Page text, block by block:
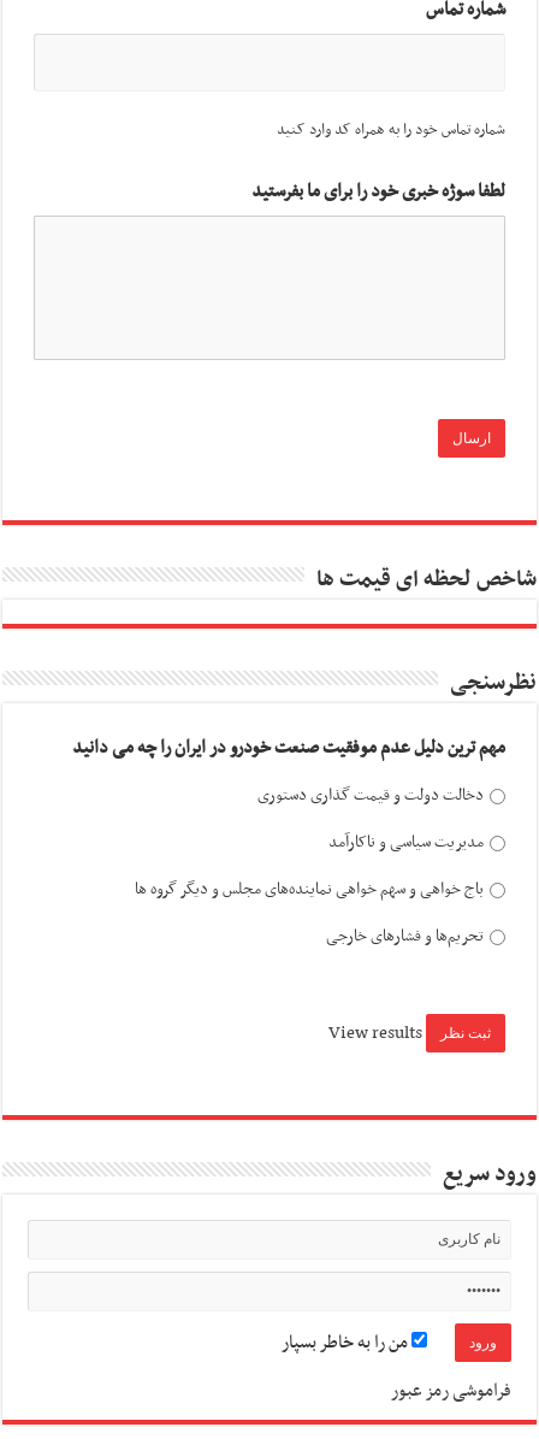
شماره تماس
شماره تماس خود را به همراه کد وارد کنید
لطفا سوژه خبری خود را برای ما بفرستید
شاخص لحظه ای قیمت ها
نظرسنجی
مهم ترین دلیل عدم موفقیت صنعت خودرو در ایران را چه می دانید
دخالت دولت و قیمت گذاری دستوری
مدیریت سیاسی و ناکارآمد
باج خواهی و سهم خواهی نماینده‌های مجلس و دیگر گروه ها
تحریم‌ها و فشارهای خارجی
View results
ورود سریع
من را به خاطر بسپار
فراموشی رمز عبور